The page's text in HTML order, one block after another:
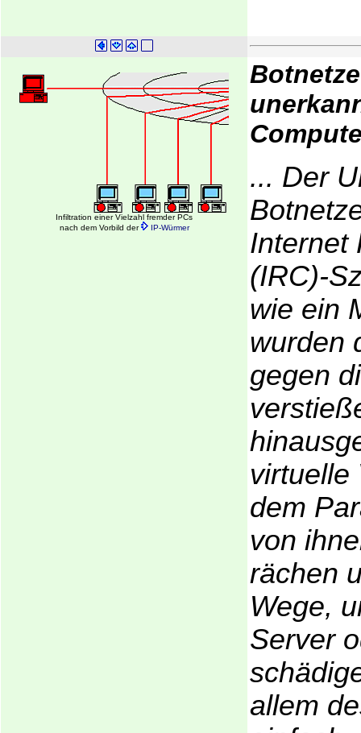
Infiltration einer Vielzahl fremder PCs
nach dem Vorbild der
IP-Würmer
... Der
Internet
(IRC)-
wie ein
wurden
gegen
virtuelle
dem
von
rächen
Wege,
Server
allem